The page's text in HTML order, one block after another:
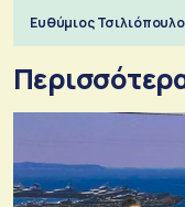
Ευθύμιος